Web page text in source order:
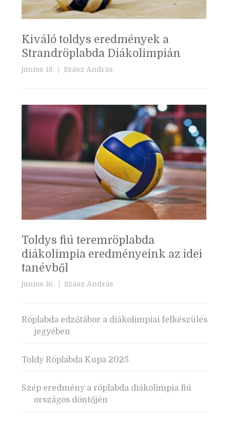
Kiváló toldys eredmények a
Strandröplabda Diákolimpián
június 18. | Szász András
Toldys fiú teremröplabda
diákolimpia eredményeink az idei
tanévből
június 16. | Szász András
Röplabda edzőtábor a diákolimpiai felkészülés
jegyében
Toldy Röplabda Kupa 2025
Szép eredmény a röplabda diákolimpia fiú
országos döntőjén